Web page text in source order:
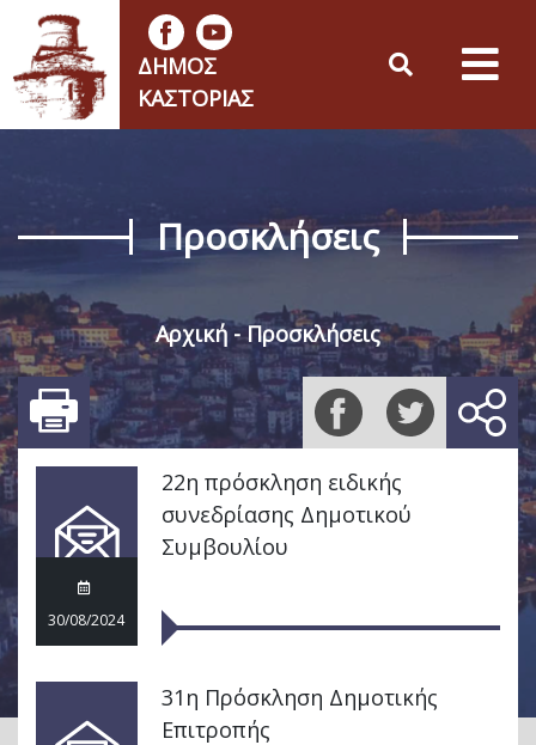
ΔΉΜΟΣ
ΚΑΣΤΟΡΙΆΣ
Προσκλήσεις
Αρχική Προσκλήσεις
30/08/2024
22η πρόσκληση ειδικής
συνεδρίασης Δημοτικού
Συμβουλίου
31η Πρόσκληση Δημοτικής
Επιτροπής